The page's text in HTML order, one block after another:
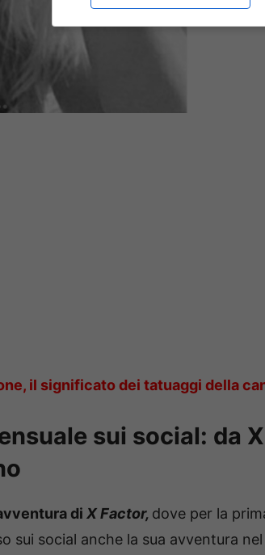
il significato dei tatuaggi della
sui social: da
di X Factor, dove per la
sui social anche la sua avventura